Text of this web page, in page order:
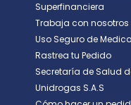
Superfinanciera
Trabaja con nosotros
Uso Seguro de
Rastrea tu Pedido
Secretaría de Salud
Unidrogas S.A.S